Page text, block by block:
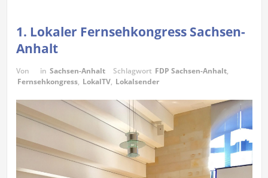
1. Lokaler Fernsehkongress Sachsen-
Anhalt
Von in Sachsen-Anhalt Schlagwort FDP Sachsen-Anhalt,
Fernsehkongress, LokalTV, Lokalsender